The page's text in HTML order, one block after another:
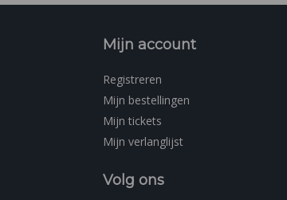
Mijn account
Registreren
Mijn bestellingen
Mijn tickets
Mijn verlanglijst
Volg ons